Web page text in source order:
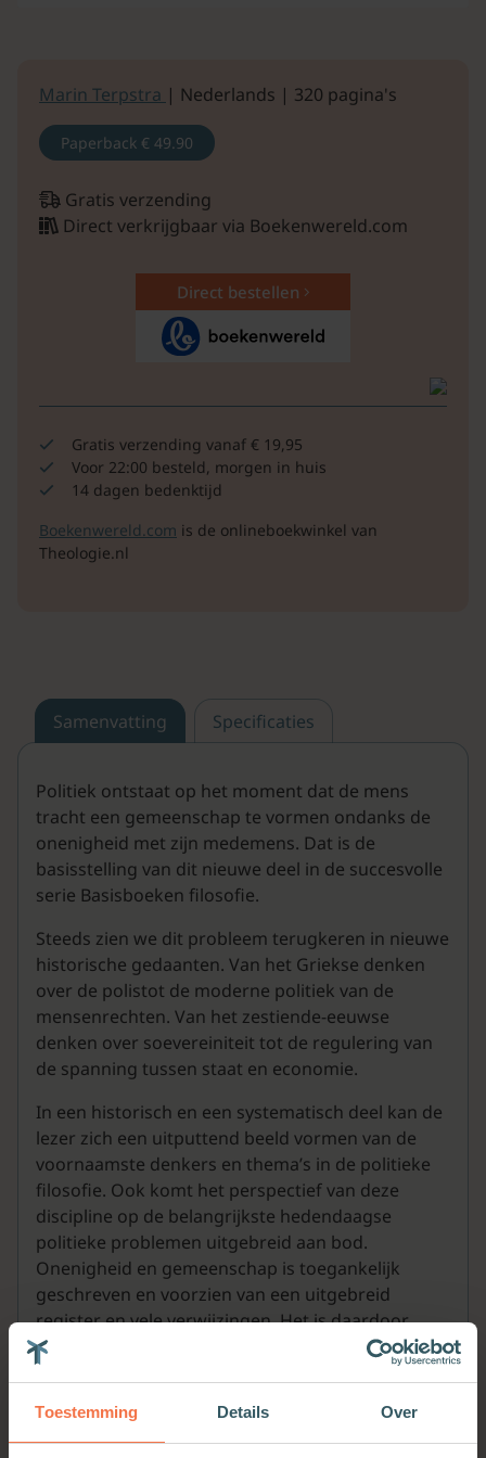
Toestemming Details Over
Marin Terpstra | Nederlands | 320 pagina's
Paperback € 49.90
Gratis verzending
Direct verkrijgbaar via Boekenwereld.com
Direct bestellen
Gratis verzending vanaf € 19,95
Voor 22:00 besteld, morgen in huis
14 dagen bedenktijd
Boekenwereld.com is de onlineboekwinkel van
Theologie.nl
Samenvatting Specificaties
Politiek ontstaat op het moment dat de mens
tracht een gemeenschap te vormen ondanks de
onenigheid met zijn medemens. Dat is de
basisstelling van dit nieuwe deel in de succesvolle
serie Basisboeken filosofie.
Steeds zien we dit probleem terugkeren in nieuwe
historische gedaanten. Van het Griekse denken
over de polistot de moderne politiek van de
mensenrechten. Van het zestiende-eeuwse
denken over soevereiniteit tot de regulering van
de spanning tussen staat en economie.
In een historisch en een systematisch deel kan de
lezer zich een uitputtend beeld vormen van de
voornaamste denkers en thema’s in de politieke
filosofie. Ook komt het perspectief van deze
discipline op de belangrijkste hedendaagse
politieke problemen uitgebreid aan bod.
Onenigheid en gemeenschap is toegankelijk
geschreven en voorzien van een uitgebreid
register en vele verwijzingen. Het is daardoor
zowel geschikt voor studenten filosofie en
politicologie als voor het algemene in politiek
Over de auteur(s):